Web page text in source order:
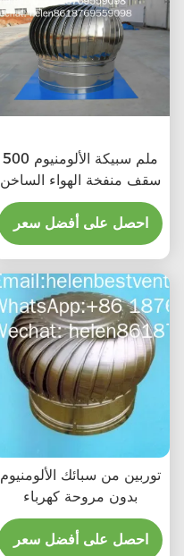
500 ملم سبيكة الألومنيوم
سقف منفخة الهواء الساخن
احصل على أفضل سعر
توربين من سبائك الألومنيوم
بدون مروحة كهرباء
احصل على أفضل سعر